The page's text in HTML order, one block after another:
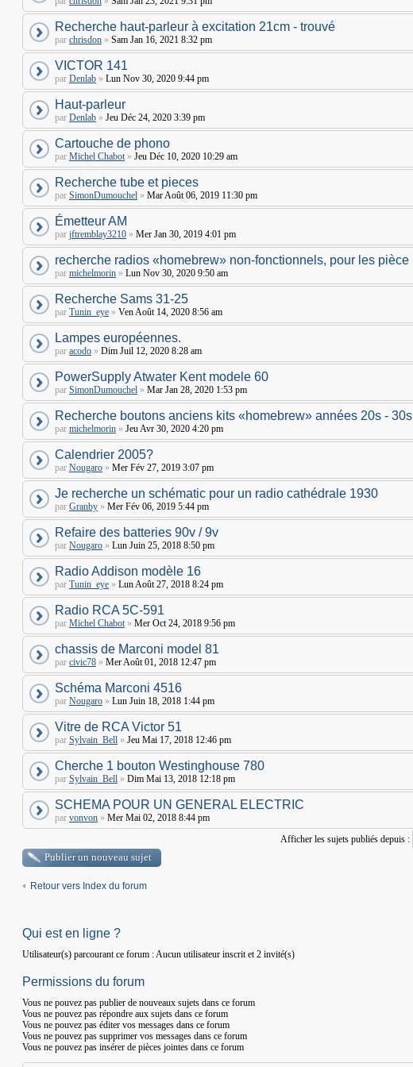
Recherche haut-parleur à excitation 21cm - trouvé
par chrisdon » Sam Jan 16, 2021 8:32 pm
VICTOR 141
par Denlab » Lun Nov 30, 2020 9:44 pm
Haut-parleur
par Denlab » Jeu Déc 24, 2020 3:39 pm
Cartouche de phono
par Michel Chabot » Jeu Déc 10, 2020 10:29 am
Recherche tube et pieces
par SimonDumouchel » Mar Août 06, 2019 11:30 pm
Émetteur AM
par jftremblay3210 » Mer Jan 30, 2019 4:01 pm
recherche radios «homebrew» non-fonctionnels, pour les pièce
par michelmorin » Lun Nov 30, 2020 9:50 am
Recherche Sams 31-25
par Tunin_eye » Ven Août 14, 2020 8:56 am
Lampes européennes.
par acodo » Dim Juil 12, 2020 8:28 am
PowerSupply Atwater Kent modele 60
par SimonDumouchel » Mar Jan 28, 2020 1:53 pm
Recherche boutons anciens kits «homebrew» années 20s - 30s
par michelmorin » Jeu Avr 30, 2020 4:20 pm
Calendrier 2005?
par Nougaro » Mer Fév 27, 2019 3:07 pm
Je recherche un schématic pour un radio cathédrale 1930
par Granby » Mer Fév 06, 2019 5:44 pm
Refaire des batteries 90v / 9v
par Nougaro » Lun Juin 25, 2018 8:50 pm
Radio Addison modèle 16
par Tunin_eye » Lun Août 27, 2018 8:24 pm
Radio RCA 5C-591
par Michel Chabot » Mer Oct 24, 2018 9:56 pm
chassis de Marconi model 81
par civic78 » Mer Août 01, 2018 12:47 pm
Schéma Marconi 4516
par Nougaro » Lun Juin 18, 2018 1:44 pm
Vitre de RCA Victor 51
par Sylvain_Bell » Jeu Mai 17, 2018 12:46 pm
Cherche 1 bouton Westinghouse 780
par Sylvain_Bell » Dim Mai 13, 2018 12:18 pm
SCHEMA POUR UN GENERAL ELECTRIC
par vonvon » Mer Mai 02, 2018 8:44 pm
Afficher les sujets publiés depuis :
Publier un nouveau sujet
Retour vers Index du forum
Qui est en ligne ?
Utilisateur(s) parcourant ce forum : Aucun utilisateur inscrit et 2 invité(s)
Permissions du forum
Vous ne pouvez pas publier de nouveaux sujets dans ce forum
Vous ne pouvez pas répondre aux sujets dans ce forum
Vous ne pouvez pas éditer vos messages dans ce forum
Vous ne pouvez pas supprimer vos messages dans ce forum
Vous ne pouvez pas insérer de pièces jointes dans ce forum